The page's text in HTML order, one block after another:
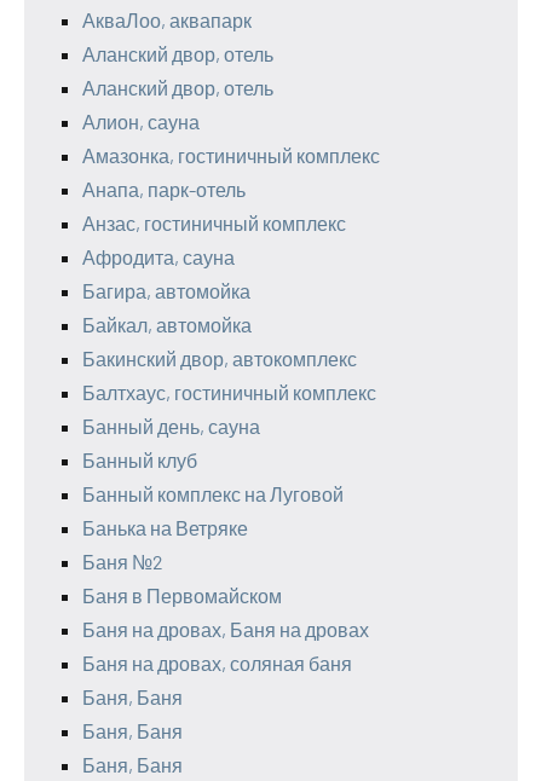
АкваЛоо, аквапарк
Аланский двор, отель
Аланский двор, отель
Алион, сауна
Амазонка, гостиничный комплекс
Анапа, парк-отель
Анзас, гостиничный комплекс
Афродита, сауна
Багира, автомойка
Байкал, автомойка
Бакинский двор, автокомплекс
Балтхаус, гостиничный комплекс
Банный день, сауна
Банный клуб
Банный комплекс на Луговой
Банька на Ветряке
Баня №2
Баня в Первомайском
Баня на дровах, Баня на дровах
Баня на дровах, соляная баня
Баня, Баня
Баня, Баня
Баня, Баня